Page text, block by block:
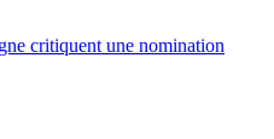
critiquent une nomination